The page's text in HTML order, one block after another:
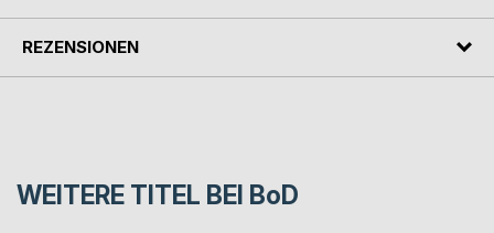
REZENSIONEN
WEITERE TITEL BEI BoD